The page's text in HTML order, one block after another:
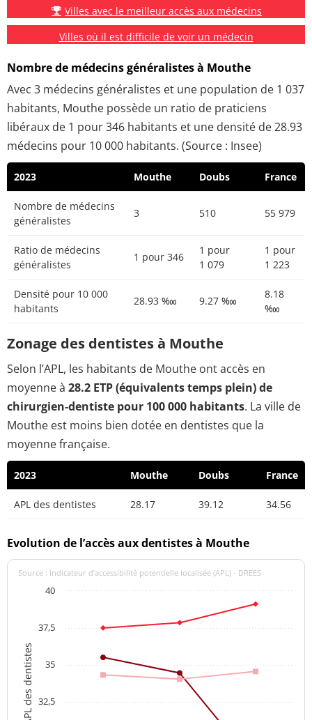
Villes avec le meilleur accès aux médecins
Villes où il est difficile de voir un médecin
Nombre de médecins généralistes à Mouthe
Avec 3 médecins généralistes et une population de 1 037
habitants, Mouthe possède un ratio de praticiens
libéraux de 1 pour 346 habitants et une densité de 28.93
médecins pour 10 000 habitants. (Source : Insee)
2023 Mouthe Doubs France
Nombre de médecins
généralistes
3 510 55 979
Ratio de médecins
généralistes
1 pour 346
1 pour
1 079
1 pour
1 223
Densité pour 10 000
habitants
28.93 ‱ 9.27 ‱
8.18
‱
Zonage des dentistes à Mouthe
Selon l’APL, les habitants de Mouthe ont accès en
moyenne à 28.2 ETP (équivalents temps plein) de
chirurgien-dentiste pour 100 000 habitants. La ville de
Mouthe est moins bien dotée en dentistes que la
moyenne française.
2023 Mouthe Doubs France
APL des dentistes 28.17 39.12 34.56
Evolution de l’accès aux dentistes à Mouthe
APL des dentistes
Source : indicateur d’accessibilité potentielle localisée (APL) - DREES
32,5
35
37,5
40